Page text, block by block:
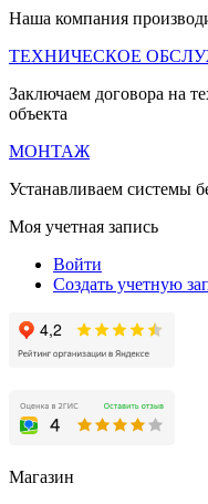
Наша компания
ТЕХНИЧЕСКОЕ
Заключаем договора на
объекта
МОНТАЖ
Устанавливаем системы
Моя учетная запись
Войти
Создать учетную
Магазин